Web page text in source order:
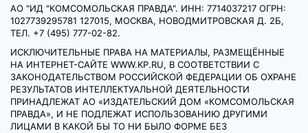
АО "ИД "КОМСОМОЛЬСКАЯ ПРАВДА". ИНН: 7714037217 ОГРН:
1027739295781 127015, МОСКВА, НОВОДМИТРОВСКАЯ Д. 2Б,
ТЕЛ. +7 (495) 777-02-82.
ИСКЛЮЧИТЕЛЬНЫЕ ПРАВА НА МАТЕРИАЛЫ, РАЗМЕЩЁННЫЕ
НА ИНТЕРНЕТ-САЙТЕ WWW.KP.RU, В СООТВЕТСТВИИ С
ЗАКОНОДАТЕЛЬСТВОМ РОССИЙСКОЙ ФЕДЕРАЦИИ ОБ ОХРАНЕ
РЕЗУЛЬТАТОВ ИНТЕЛЛЕКТУАЛЬНОЙ ДЕЯТЕЛЬНОСТИ
ПРИНАДЛЕЖАТ АО «ИЗДАТЕЛЬСКИЙ ДОМ «КОМСОМОЛЬСКАЯ
ПРАВДА», И НЕ ПОДЛЕЖАТ ИСПОЛЬЗОВАНИЮ ДРУГИМИ
ЛИЦАМИ В КАКОЙ БЫ ТО НИ БЫЛО ФОРМЕ БЕЗ